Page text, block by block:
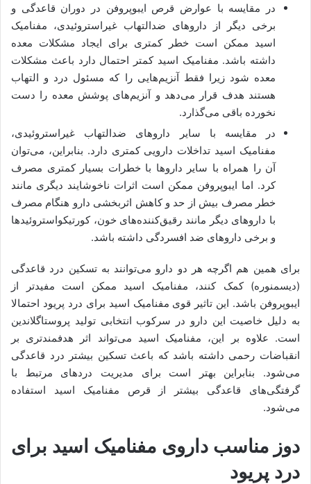
در مقایسه با عوارض قرص ایبوپروفن در دوران قاعدگی و
برخی دیگر از داروهای ضدالتهاب غیراستروئیدی، مفنامیک
اسید ممکن است خطر کمتری برای ایجاد مشکلات معده
داشته باشد. مفنامیک اسید کمتر احتمال دارد باعث مشکلات
معده شود زیرا فقط آنزیم‌هایی را که مسئول درد و التهاب
هستند هدف قرار می‌دهد و آنزیم‌های پوشش معده را دست
نخورده باقی می‌گذارد.
در مقایسه با سایر داروهای ضدالتهاب غیراستروئیدی،
مفنامیک اسید تداخلات دارویی کمتری دارد. بنابراین، می‌توان
آن را همراه با سایر داروها با خطرات بسیار کمتری مصرف
کرد. اما ایبوپروفن ممکن است اثرات ناخوشایند دیگری مانند
خطر مصرف بیش از حد و کاهش اثربخشی دارو هنگام مصرف
با داروهای دیگر مانند رقیق‌کننده‌های خون، کورتیکواستروئیدها
و برخی داروهای ضد افسردگی داشته باشد.
برای همین هم اگرچه هر دو دارو می‌توانند به تسکین درد قاعدگی
(دیسمنوره) کمک کنند، مفنامیک اسید ممکن است مفیدتر از
ایبوپروفن باشد. این تاثیر قوی مفنامیک اسید برای درد پریود احتمالا
به دلیل خاصیت این دارو در سرکوب انتخابی تولید پروستاگلاندین
است. علاوه بر این، مفنامیک اسید می‌تواند اثر هدفمندتری بر
انقباضات رحمی داشته باشد که باعث تسکین بیشتر درد قاعدگی
می‌شود. بنابراین بهتر است برای مدیریت دردهای مرتبط با
گرفتگی‌های قاعدگی بیشتر از قرص مفنامیک اسید استفاده
می‌شود.
دوز مناسب داروی مفنامیک اسید برای
درد پریود